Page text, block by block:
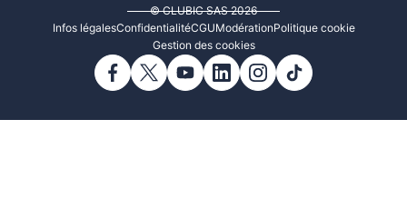
© CLUBIC SAS 2026
Infos légalesConfidentialitéCGUModérationPolitique cookie
Gestion des cookies